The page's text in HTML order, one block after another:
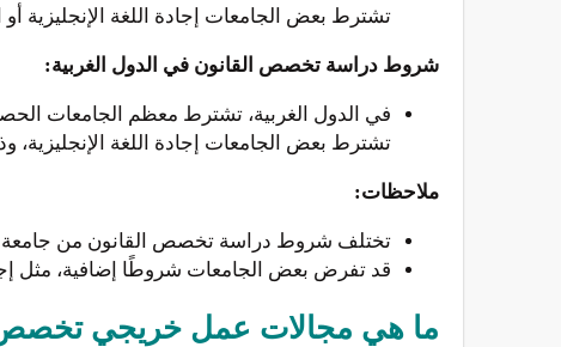
تشترط بعض الجامعات إجادة اللغة الإنجليزية
شروط دراسة تخصص القانون في الدول الغربية:
في الدول الغربية، تشترط معظم الجامعات
تشترط بعض الجامعات إجادة اللغة
ملاحظات:
تختلف شروط دراسة تخصص القانون من جامعة
قد تفرض بعض الجامعات شروطًا إضافية، مثل
ما هي مجالات عمل خريجي تخصص